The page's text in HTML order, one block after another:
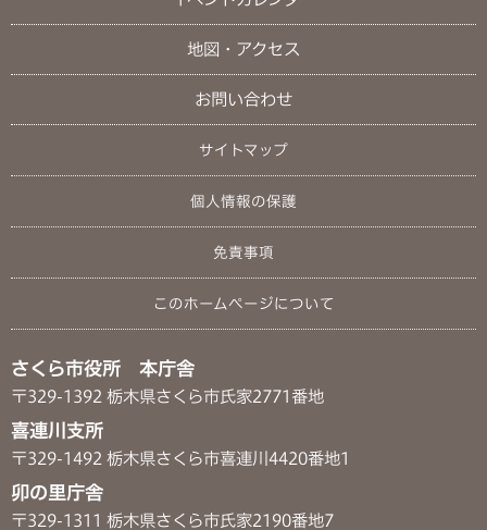
地図・アクセス
お問い合わせ
サイトマップ
個人情報の保護
免責事項
このホームページについて
さくら市役所 本庁舎
〒329-1392 栃木県さくら市氏家2771番地
喜連川支所
〒329-1492 栃木県さくら市喜連川4420番地1
卯の里庁舎
〒329-1311 栃木県さくら市氏家2190番地7